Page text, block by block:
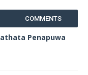
COMMENTS
Penapuwa